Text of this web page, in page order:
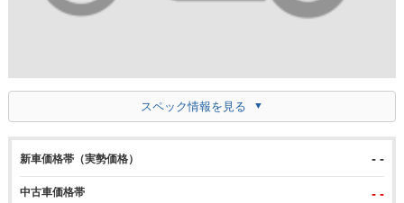
スペック情報を見る
新車価格帯（実勢価格） - -
中古車価格帯 - -